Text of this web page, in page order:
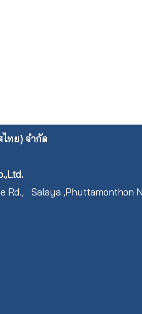
ไทย) จำกัด
Rd., Salaya ,Phuttamonthon